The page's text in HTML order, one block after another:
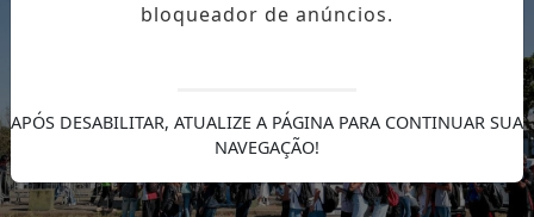
bloqueador de anúncios.
APÓS DESABILITAR, ATUALIZE A PÁGINA PARA CONTINUAR SUA
NAVEGAÇÃO!